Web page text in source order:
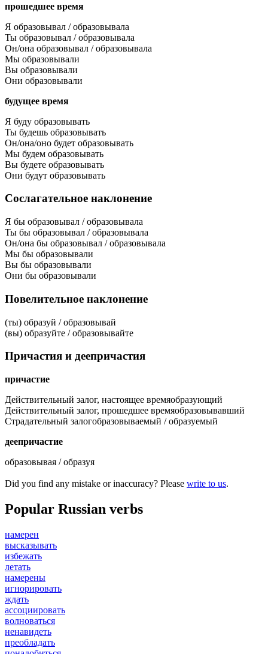
прошедшее время
Я образовывал / образовывала
Ты образовывал / образовывала
Он/она образовывал / образовывала
Мы образовывали
Вы образовывали
Они образовывали
будущее время
Я буду образовывать
Ты будешь образовывать
Он/она/оно будет образовывать
Мы будем образовывать
Вы будете образовывать
Они будут образовывать
Сослагательное наклонение
Я бы образовывал / образовывала
Ты бы образовывал / образовывала
Он/она бы образовывал / образовывала
Мы бы образовывали
Вы бы образовывали
Они бы образовывали
Повелительное наклонение
(ты) образуй / образовывай
(вы) образуйте / образовывайте
Причастия и деепричастия
причастие
Действительный залог, настоящее времяобразующий
Действительный залог, прошедшее времяобразовывавший
Страдательный залогобразовываемый /образуемый
деепричастие
образовывая /образуя
Did you find any mistake or inaccuracy? Please write to us.
Popular Russian verbs
намерен
высказывать
избежать
летать
намерены
игнорировать
ждать
ассоциировать
волноваться
ненавидеть
преобладать